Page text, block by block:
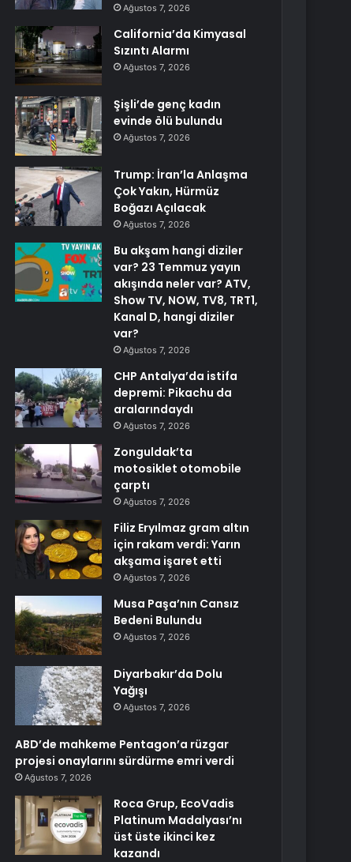
Ağustos 7, 2026
California’da Kimyasal
Sızıntı Alarmı
Ağustos 7, 2026
Şişli’de genç kadın
evinde ölü bulundu
Ağustos 7, 2026
Trump: İran’la Anlaşma
Çok Yakın, Hürmüz
Boğazı Açılacak
Ağustos 7, 2026
Bu akşam hangi diziler
var? 23 Temmuz yayın
akışında neler var? ATV,
Show TV, NOW, TV8, TRT1,
Kanal D, hangi diziler
var?
Ağustos 7, 2026
CHP Antalya’da istifa
depremi: Pikachu da
aralarındaydı
Ağustos 7, 2026
Zonguldak’ta
motosiklet otomobile
çarptı
Ağustos 7, 2026
Filiz Eryılmaz gram altın
için rakam verdi: Yarın
akşama işaret etti
Ağustos 7, 2026
Musa Paşa’nın Cansız
Bedeni Bulundu
Ağustos 7, 2026
Diyarbakır’da Dolu
Yağışı
Ağustos 7, 2026
ABD’de mahkeme Pentagon’a rüzgar
projesi onaylarını sürdürme emri verdi
Ağustos 7, 2026
Roca Grup, EcoVadis
Platinum Madalyası’nı
üst üste ikinci kez
kazandı